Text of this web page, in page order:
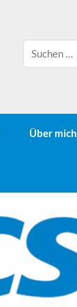
Über mich